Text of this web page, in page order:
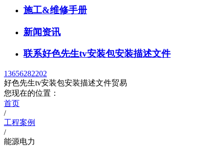
施工&维修手册
新闻资讯
联系好色先生tv安装包安装描述文件
13656282202
好色先生tv安装包安装描述文件贸易
您现在的位置：
首页
/
工程案例
/
能源电力